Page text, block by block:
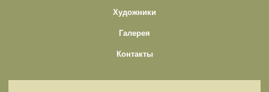
Художники
Галерея
Контакты